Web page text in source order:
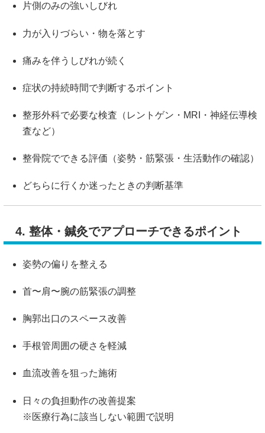
片側のみの強いしびれ
力が入りづらい・物を落とす
痛みを伴うしびれが続く
症状の持続時間で判断するポイント
整形外科で必要な検査（レントゲン・MRI・神経伝導検
査など）
整骨院でできる評価（姿勢・筋緊張・生活動作の確認）
どちらに行くか迷ったときの判断基準
4. 整体・鍼灸でアプローチできるポイント
姿勢の偏りを整える
首〜肩〜腕の筋緊張の調整
胸郭出口のスペース改善
手根管周囲の硬さを軽減
血流改善を狙った施術
日々の負担動作の改善提案
※医療行為に該当しない範囲で説明